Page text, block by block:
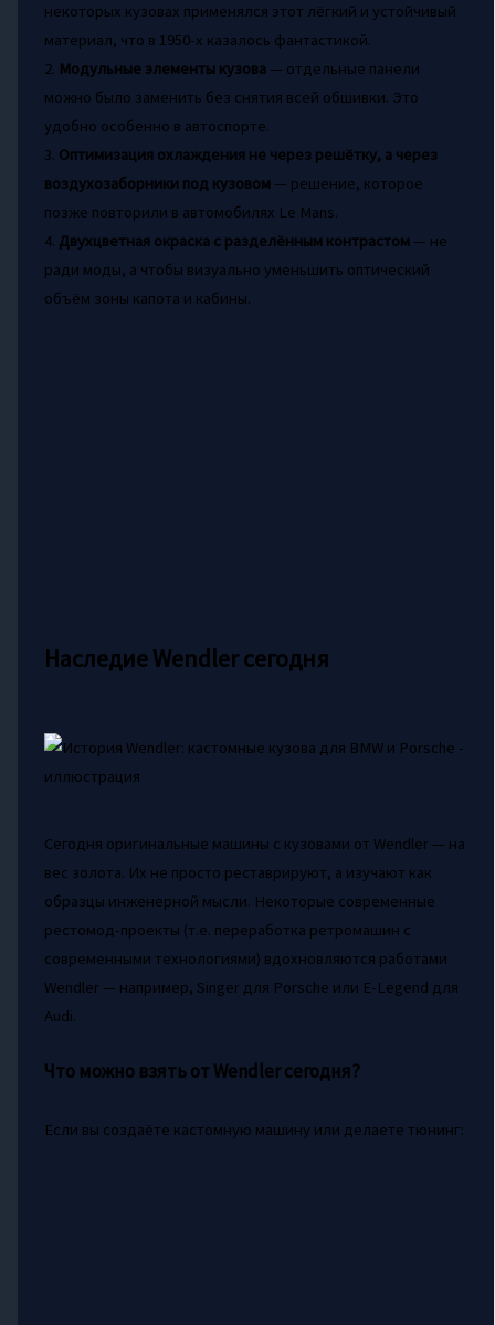
некоторых кузовах применялся этот лёгкий и устойчивый
материал, что в 1950-х казалось фантастикой.
2. Модульные элементы кузова— отдельные панели
можно было заменить без снятия всей обшивки. Это
удобно особенно в автоспорте.
3. Оптимизация охлаждения не через решётку, а через
воздухозаборники под кузовом— решение, которое
позже повторили в автомобилях Le Mans.
4. Двухцветная окраска с разделённым контрастом— не
ради моды, а чтобы визуально уменьшить оптический
объём зоны капота и кабины.
Наследие Wendler сегодня
Сегодня оригинальные машины с кузовами от Wendler — на
вес золота. Их не просто реставрируют, а изучают как
образцы инженерной мысли. Некоторые современные
рестомод-проекты (т.е. переработка ретромашин с
современными технологиями) вдохновляются работами
Wendler — например, Singer для Porsche или E-Legend для
Audi.
Что можно взять от Wendler сегодня?
Если вы создаёте кастомную машину или делаете тюнинг: